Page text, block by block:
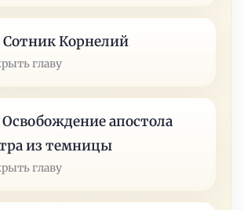
Сотник Корнелий
главу
Освобождение апостола
из темницы
главу